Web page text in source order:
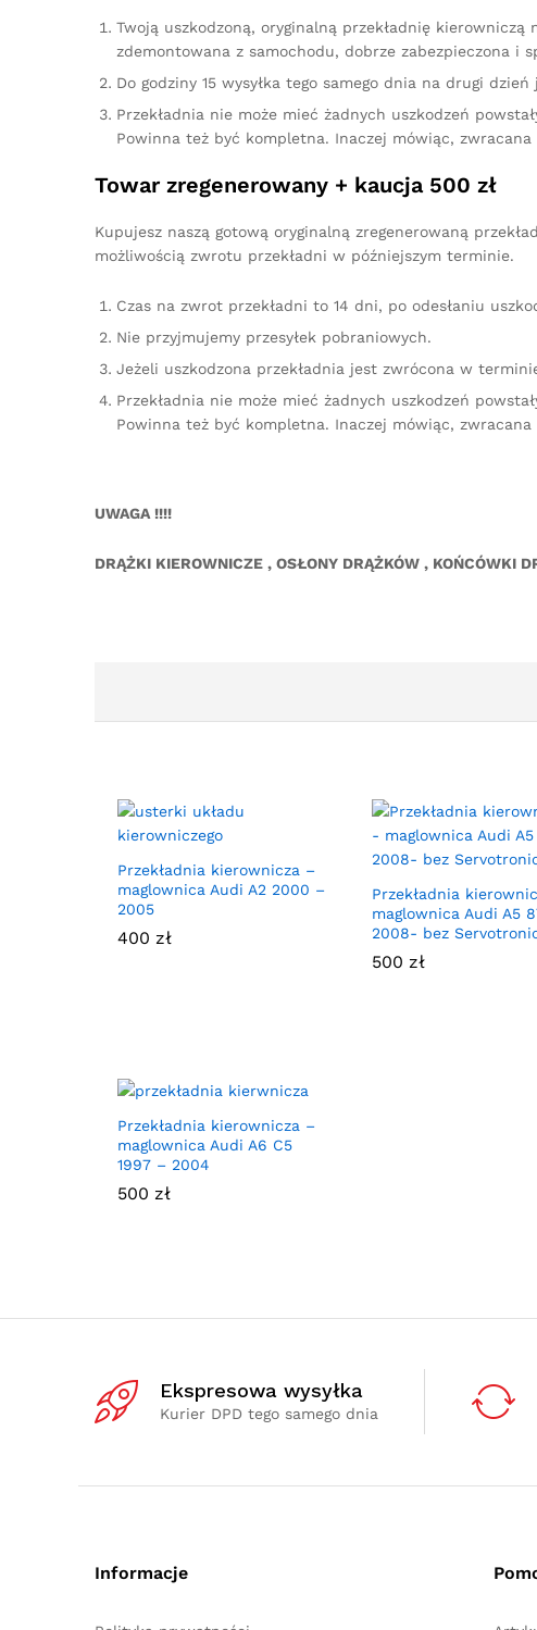
Twoją uszkodzoną, oryginalną przekładnię
zdemontowana z samochodu, dobrze zabezpieczona i
Do godziny 15 wysyłka tego samego dnia na drugi
Przekładnia nie może mieć żadnych uszkodzeń
Powinna też być kompletna. Inaczej mówiąc,
Towar zregenerowany + kaucja 500 zł
Kupujesz naszą gotową oryginalną zregenerowaną
możliwością zwrotu przekładni w późniejszym terminie.
Czas na zwrot przekładni to 14 dni, po odesłaniu
Nie przyjmujemy przesyłek pobraniowych.
Jeżeli uszkodzona przekładnia jest zwrócona w
Przekładnia nie może mieć żadnych uszkodzeń
Powinna też być kompletna. Inaczej mówiąc,
UWAGA !!!!
DRĄŻKI KIEROWNICZE , OSŁONY DRĄŻKÓW , KOŃCÓWKI
Przekładnia kierownicza –
maglownica Audi A2 2000 –
2005
400 zł
Przekładnia
maglownica Audi A5
2008- bez
500 zł
Przekładnia kierownicza –
maglownica Audi A6 C5
1997 – 2004
500 zł
Ekspresowa wysyłka
Kurier DPD tego samego dnia
Informacje